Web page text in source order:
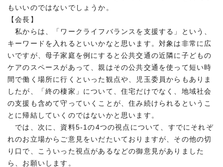
もいいのではないでしょうか。
【会長】
私からは、「ワークライフバランスを支援する」という、
キーワードを入れるといいかなと思います。対象は非常に広
いですが、母子家庭を例にすると公共交通の近隣に子どもの
ケアのスペースがあって、親はその公共交通を使って短い時
間で働く場所に行くといった観点や、児玉委員からもありま
したが、「終の棲家」について、住宅だけでなく、地域社会
の支援も含めて守っていくことが、住み続けられるというこ
とに帰結していくのではないかと思います。
では、次に、資料5-1の4つの視点について、すでにそれぞ
れのお立場からご意見をいだたいておりますが、その他の切
り口で、こういった視点があるなどの御意見がありました
ら、お願いします。